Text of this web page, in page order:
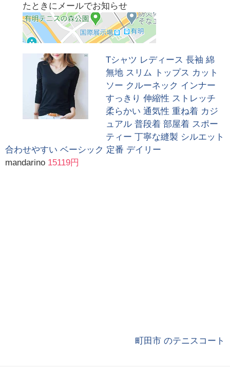
たときにメールでお知らせ
Tシャツ レディース 長袖 綿
無地 スリム トップス カット
ソー クルーネック インナー
すっきり 伸縮性 ストレッチ
柔らかい 通気性 重ね着 カジ
ュアル 普段着 部屋着 スポー
ティー 丁寧な縫製 シルエット
合わせやすい ベーシック 定番 デイリー
mandarino 15119円
町田市 のテニスコート